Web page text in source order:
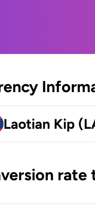
Laotian Kip